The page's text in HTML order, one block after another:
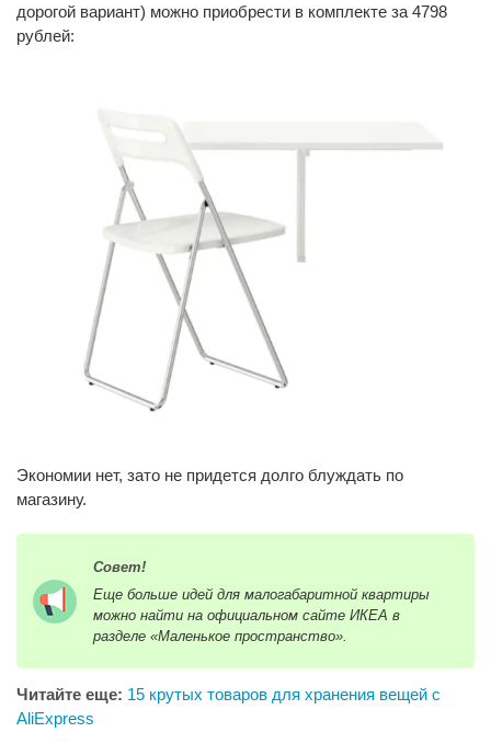
дорогой вариант) можно приобрести в комплекте за 4798
рублей:
Экономии нет, зато не придется долго блуждать по
магазину.
Совет!
Еще больше идей для малогабаритной квартиры
можно найти на официальном сайте ИКЕА в
разделе «Маленькое пространство».
Читайте еще: 15 крутых товаров для хранения вещей с
AliExpress